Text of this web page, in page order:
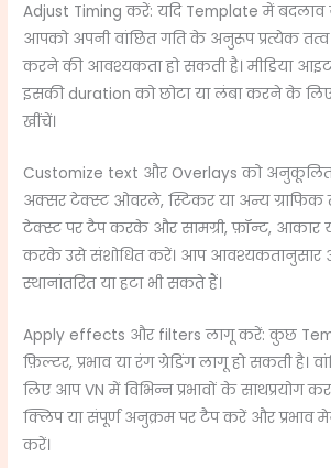
Adjust Timing करें: यदि Template में बदलाव
आपको अपनी वांछित गति के अनुरूप प्रत्येक
करने की आवश्यकता हो सकती है। मीडिया
इसकी duration को छोटा या लंबा करने के
खींचें।
Customize text और Overlays को
अक्सर टेक्स्ट ओवरले, स्टिकर या अन्य ग्राफिक
टेक्स्ट पर टैप करके और सामग्री, फ़ॉन्ट, आकार
करके उसे संशोधित करें। आप आवश्यकतानुसार
स्थानांतरित या हटा भी सकते हैं।
Apply effects और filters लागू करें: कुछ
फ़िल्टर, प्रभाव या रंग ग्रेडिंग लागू हो सकती है।
लिए आप VN में विभिन्न प्रभावों के साथप्रयोग
क्लिप या संपूर्ण अनुक्रम पर टैप करें और प्रभाव
करें।